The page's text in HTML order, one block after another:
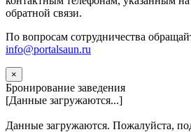
обратной связи.
По вопросам сотрудничества
info@portalsaun.ru
×
Бронирование заведения
[Данные загружаются...]
Данные загружаются. Пожалуйста,